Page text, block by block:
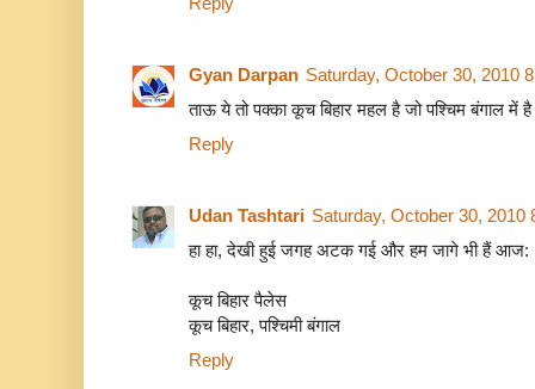
Gyan Darpan Saturday, October 30, 2010
ताऊ ये तो पक्का कूच बिहार महल है जो पश्चिम बंगाल में
Reply
Udan Tashtari Saturday, October 30, 2010
हा हा, देखी हुई जगह अटक गई और हम जागे भी हैं आज:
कूच बिहार पैलेस
कूच बिहार, पश्चिमी बंगाल
Reply